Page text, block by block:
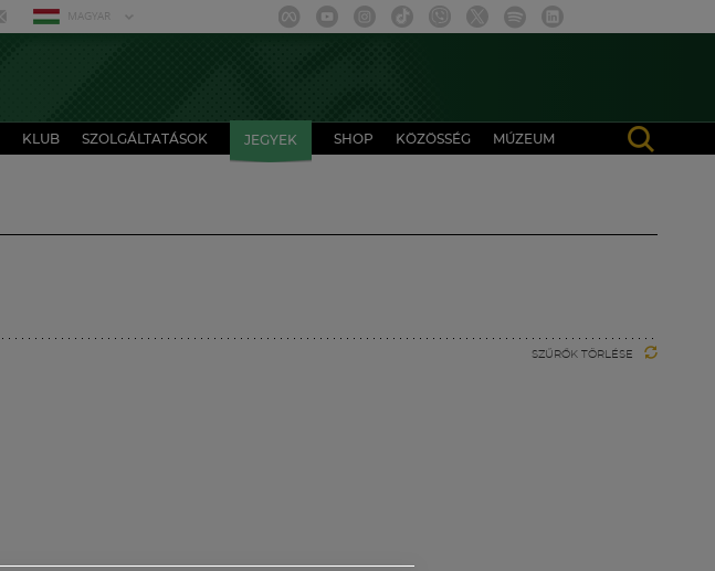
MAGYAR
KLUB SZOLGÁLTATÁSOK JEGYEK SHOP KÖZÖSSÉG MÚZEUM
SZŰRŐK TÖRLÉSE